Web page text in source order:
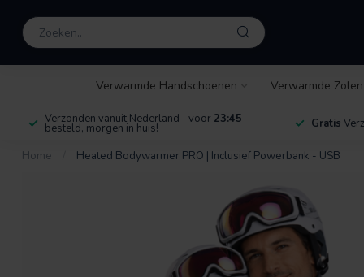
Verwarmde Handschoenen Verwarmde Zolen
Verzonden vanuit Nederland - voor 23:45
besteld, morgen in huis! Gratis
Home Heated Bodywarmer PRO | Inclusief Powerbank - USB